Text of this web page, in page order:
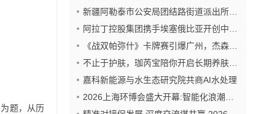
题，从历
嘉科新能源与水生态研究院共商AI水处理